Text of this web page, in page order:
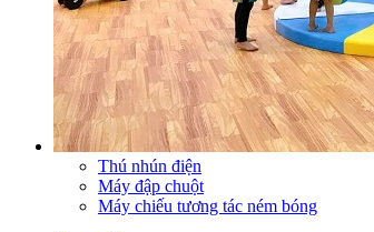
Thú nhún điện
Máy đập chuột
Máy chiếu tương tác ném bóng